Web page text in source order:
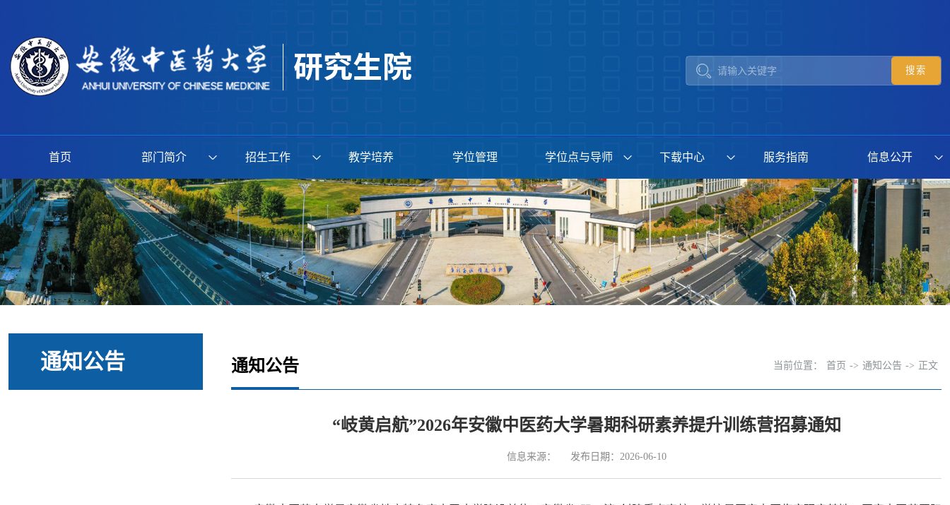
首页 部门简介 招生工作 教学培养 学位管理 学位点与导师 下载中心 服务指南 信息公开
通知公告 通知公告 当前位置： 首页 -> 通知公告 -> 正文
“岐黄启航”2026年安徽中医药大学暑期科研素养提升训练营招募通知
信息来源： 发布日期：2026-06-10